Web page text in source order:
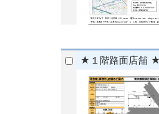
★１階路面店舗